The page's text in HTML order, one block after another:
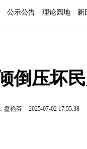
公示公告 理论园地 新
倒压坏
盘艳芬 2025-07-02 17:55:38